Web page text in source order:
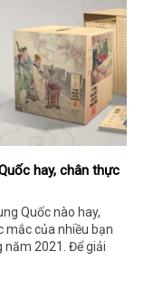
hay, chân thực
Quốc nào hay,
mắc của nhiều bạn
năm 2021. Để giải